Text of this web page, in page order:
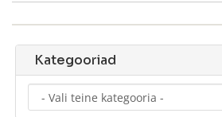
Kategooriad